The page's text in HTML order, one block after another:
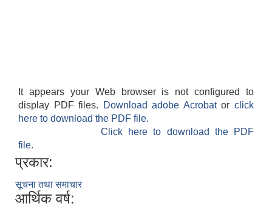
It appears your Web browser is not configured to
display PDF files.
Download adobe Acrobatorclick
here to download the PDF file.
Click here to download the PDF
file.
प्रकार:
सूचना तथा समाचार
आर्थिक वर्ष: